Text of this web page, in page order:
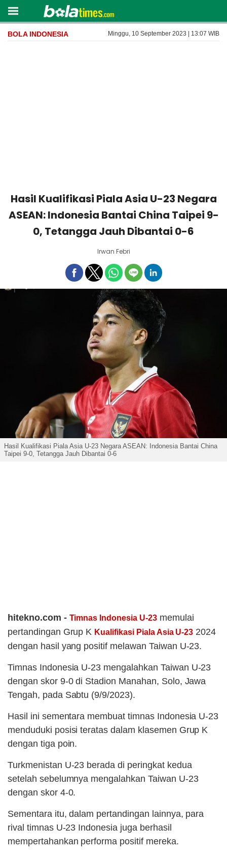
BOLA INDONESIA Minggu, 10 September 2023 | 13:07 WIB
Hasil Kualifikasi Piala Asia U-23 Negara
ASEAN: Indonesia Bantai China Taipei 9-
0, Tetangga Jauh Dibantai 0-6
Irwan Febri
Hasil Kualifikasi Piala Asia U-23 Negara ASEAN: Indonesia Bantai China
Taipei 9-0, Tetangga Jauh Dibantai 0-6
hitekno.com - Timnas Indonesia U-23memulai
pertandingan Grup K Kualifikasi Piala Asia U-23 2024
dengan hasil yang positif melawan Taiwan U-23.
Timnas Indonesia U-23 mengalahkan Taiwan U-23
dengan skor 9-0 di Stadion Manahan, Solo, Jawa
Tengah, pada Sabtu (9/9/2023).
Hasil ini sementara membuat timnas Indonesia U-23
menduduki posisi teratas dalam klasemen Grup K
dengan tiga poin.
Turkmenistan U-23 berada di peringkat kedua
setelah sebelumnya mengalahkan Taiwan U-23
dengan skor 4-0.
Sementara itu, dalam pertandingan lainnya, para
rival timnas U-23 Indonesia juga berhasil
mempertahankan performa positif mereka.